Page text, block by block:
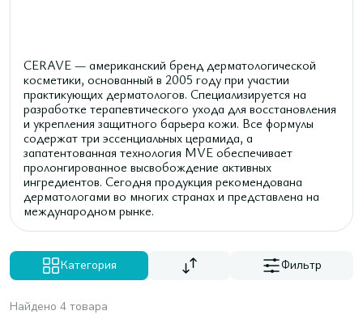
CERAVE — американский бренд дерматологической
косметики, основанный в 2005 году при участии
практикующих дерматологов. Специализируется на
разработке терапевтического ухода для восстановления
и укрепления защитного барьера кожи. Все формулы
содержат три эссенциальных церамида, а
запатентованная технология MVE обеспечивает
пролонгированное высвобождение активных
ингредиентов. Сегодня продукция рекомендована
дерматологами во многих странах и представлена на
международном рынке.
Категория Фильтр
Найдено 4 товара